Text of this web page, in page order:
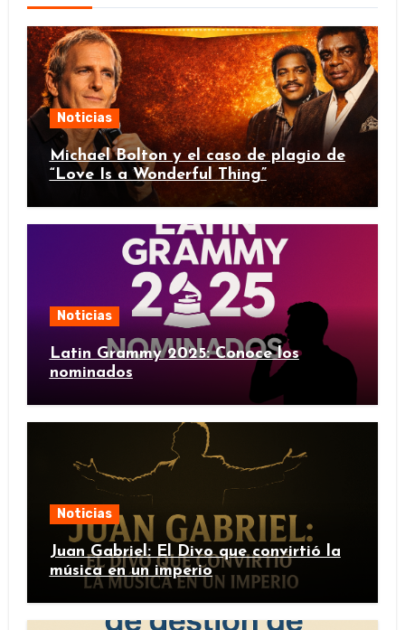
Noticias
Michael Bolton y el caso de plagio de
“Love Is a Wonderful Thing”
Noticias
Latin Grammy 2025: Conoce los
nominados
Noticias
Juan Gabriel: El Divo que convirtió la
música en un imperio